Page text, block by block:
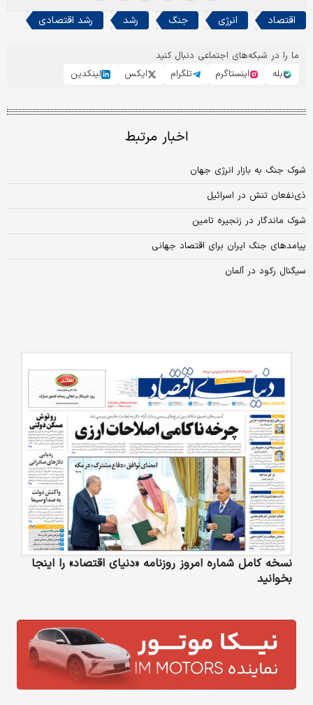
اقتصاد انرژی جنگ رشد رشد اقتصادی
ما را در شبکه‌های اجتماعی دنبال کنید
بله
اینستاگرم تلگرام ایکس لینکدین
اخبار مرتبط
شوک جنگ به بازار انرژی جهان
ذی‌نفعان تنش در اسرائیل
شوک ماندگار در زنجیره تامین
پیامدهای جنگ ایران برای اقتصاد جهانی
سیگنال رکود در آلمان
نسخه کامل شماره امروز روزنامه «دنیای‌ اقتصاد» را اینجا
بخوانید